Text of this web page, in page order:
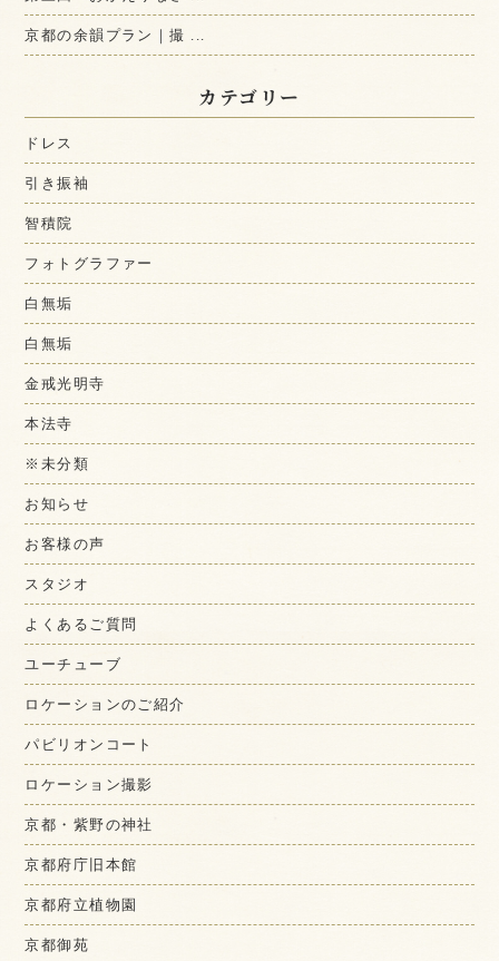
京都の余韻プラン｜撮 ...
カテゴリー
ドレス
引き振袖
智積院
フォトグラファー
白無垢
白無垢
金戒光明寺
本法寺
※未分類
お知らせ
お客様の声
スタジオ
よくあるご質問
ユーチューブ
ロケーションのご紹介
パビリオンコート
ロケーション撮影
京都・紫野の神社
京都府庁旧本館
京都府立植物園
京都御苑